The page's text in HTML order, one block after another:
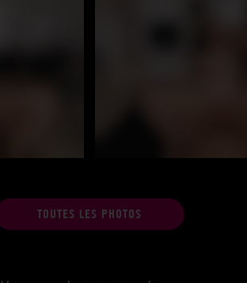
TOUTES LES PHOTOS